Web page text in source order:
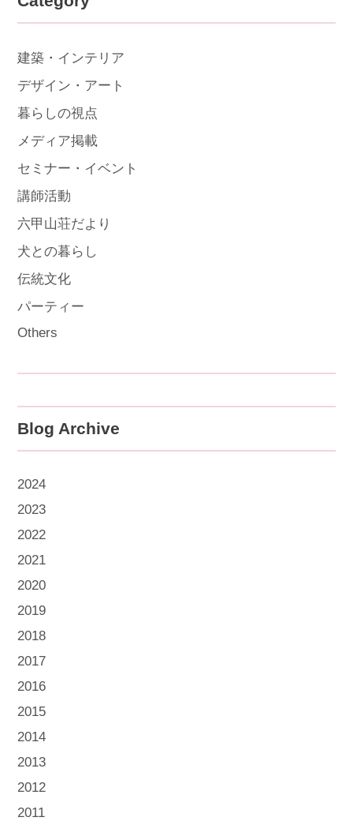
建築・インテリア
デザイン・アート
暮らしの視点
メディア掲載
セミナー・イベント
講師活動
六甲山荘だより
犬との暮らし
伝統文化
パーティー
Others
Blog Archive
2024
2023
2022
2021
2020
2019
2018
2017
2016
2015
2014
2013
2012
2011